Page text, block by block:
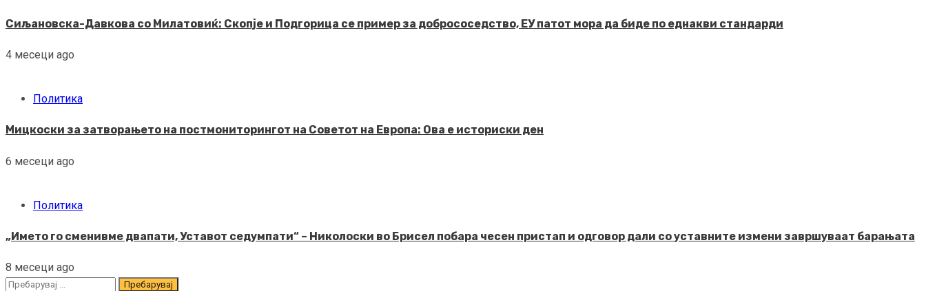
Сиљановска-Давкова со Милатовиќ: Скопје и Подгорица се пример за добрососедство, ЕУ патот мора да биде по еднакви стандарди
4 месеци ago
Политика
Мицкоски за затворањето на постмониторингот на Советот на Европа: Ова е историски ден
6 месеци ago
Политика
„Името го сменивме двапати, Уставот седумпати“ – Николоски во Брисел побара чесен пристап и одговор дали со уставните измени завршуваат барањата
8 месеци ago
Пребарувај